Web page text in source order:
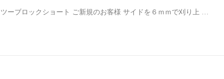
ツーブロックショート ご新規のお客様 サイドを６ｍｍで刈り上 …